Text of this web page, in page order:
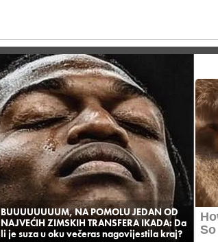
BUUUUUUUUM, NA POMOLU JEDAN OD
NAJVEĆIH ZIMSKIH TRANSFERA IKADA: Da
li je suza u oku večeras nagovijestila kraj?